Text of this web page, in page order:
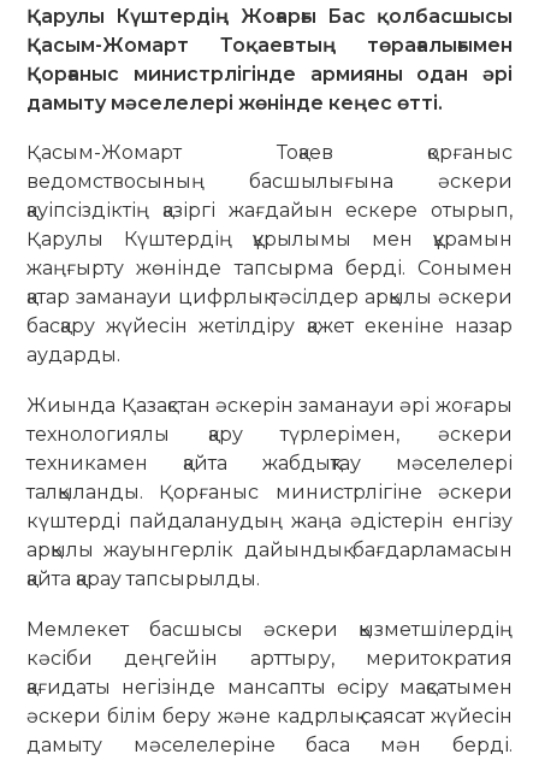
Қарулы Күштердің Жоғарғы Бас қолбасшысы
Қасым-Жомарт Тоқаевтың төрағалығымен
Қорғаныс министрлігінде армияны одан әрі
дамыту мәселелері жөнінде кеңес өтті.
Қасым-Жомарт Тоқаев қорғаныс
ведомствосының басшылығына әскери
қауіпсіздіктің қазіргі жағдайын ескере отырып,
Қарулы Күштердің құрылымы мен құрамын
жаңғырту жөнінде тапсырма берді. Сонымен
қатар заманауи цифрлық тәсілдер арқылы әскери
басқару жүйесін жетілдіру қажет екеніне назар
аударды.
Жиында Қазақстан әскерін заманауи әрі жоғары
технологиялы қару түрлерімен, әскери
техникамен қайта жабдықтау мәселелері
талқыланды. Қорғаныс министрлігіне әскери
күштерді пайдаланудың жаңа әдістерін енгізу
арқылы жауынгерлік дайындық бағдарламасын
қайта қарау тапсырылды.
Мемлекет басшысы әскери қызметшілердің
кәсіби деңгейін арттыру, меритократия
қағидаты негізінде мансапты өсіру мақсатымен
әскери білім беру және кадрлық саясат жүйесін
дамыту мәселелеріне баса мән берді.